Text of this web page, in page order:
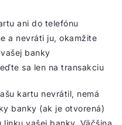
ani do telefónu
a nevráti ju, okamžite
banky
sa len na transakciu
kartu nevrátil, nemá
banky (ak je otvorená)